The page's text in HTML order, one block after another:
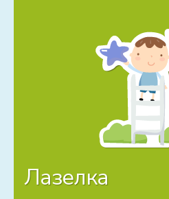
Лазелка